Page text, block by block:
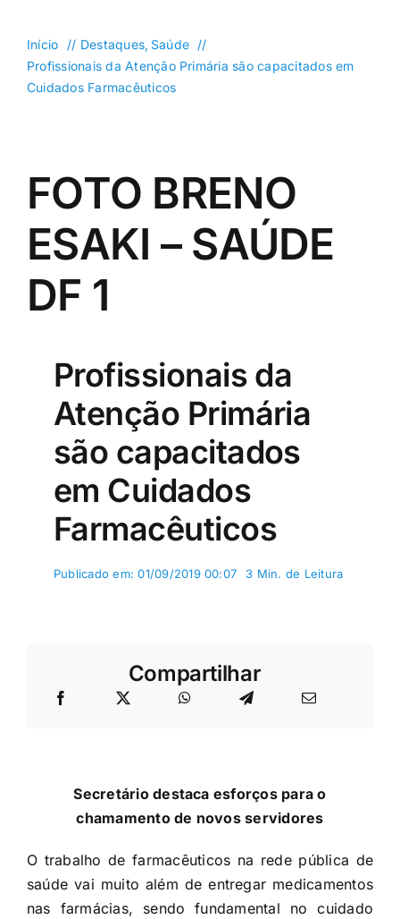
Goiás
Política
Entretenimento
Buscar
resultados
para:
Início Destaques Saúde
Profissionais da Atenção Primária são capacitados em
Cuidados Farmacêuticos
FOTO BRENO
ESAKI – SAÚDE
DF 1
Profissionais da
Atenção Primária
são capacitados
em Cuidados
Farmacêuticos
Publicado em: 01/09/2019 00:07 3 Min. de Leitura
Compartilhar
Secretário destaca esforços para o
chamamento de novos servidores
O trabalho de farmacêuticos na rede pública de
saúde vai muito além de entregar medicamentos
nas farmácias, sendo fundamental no cuidado